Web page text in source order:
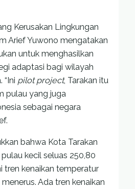
Kerusakan Lingkungan
Arief Yuwono mengatakan
untuk menghasilkan
adaptasi bagi wilayah
“Ini pilot project, Tarakan itu
pulau yang juga
sebagai negara
bahwa Kota Tarakan
kecil seluas 250,80
tren kenaikan temperatur
Ada tren kenaikan